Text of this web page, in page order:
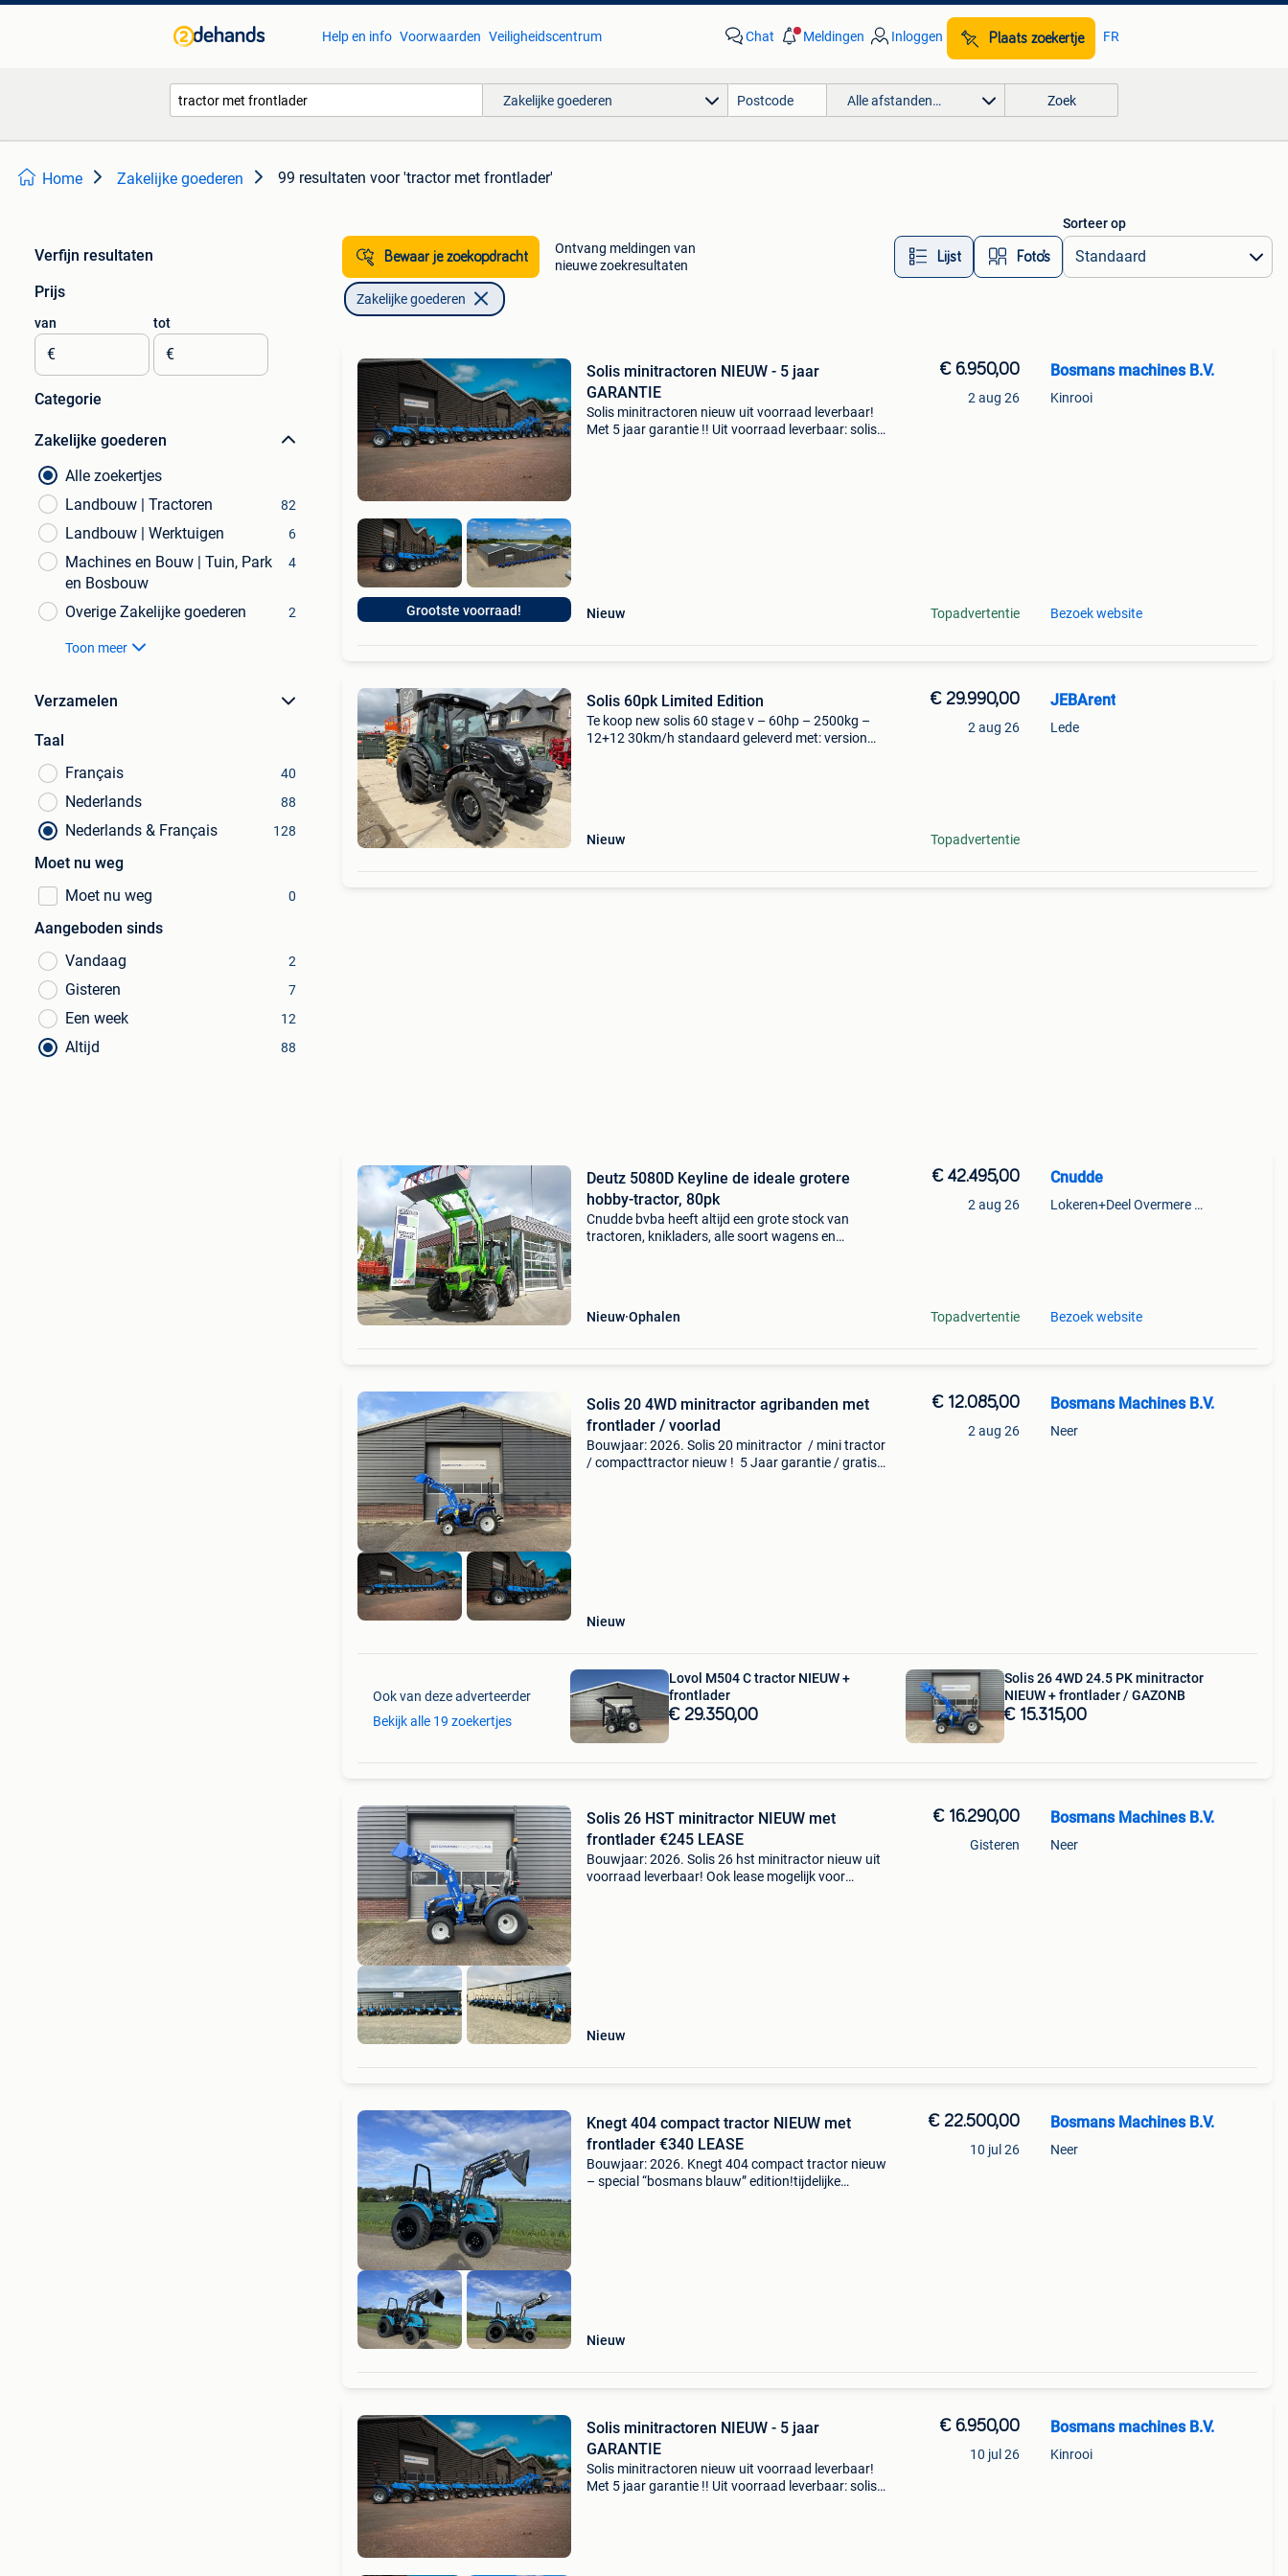
Help en info Voorwaarden Veiligheidscentrum Chat Meldingen Inloggen Plaats zoekertje FR
Zakelijke goederen Alle afstanden… Zoek
Home Zakelijke goederen 99 resultaten voor 'tractor met frontlader'
Verfijn resultaten
Prijs
van
€
tot
€
Categorie
Zakelijke goederen
Alle zoekertjes
Landbouw | Tractoren
82
Landbouw | Werktuigen 6
Machines en Bouw | Tuin, Park
en Bosbouw
4
Overige Zakelijke goederen 2
Toon meer
Verzamelen
Taal
Français
40
Nederlands 88
Nederlands & Français 128
Moet nu weg
Moet nu weg
0
Aangeboden sinds
Vandaag
2
Gisteren 7
Een week 12
Altijd 88
Bewaar je zoekopdracht
Ontvang meldingen van
nieuwe zoekresultaten
Lijst Foto’s
Sorteer op
Zakelijke goederen
Grootste voorraad!
Solis minitractoren NIEUW - 5 jaar
GARANTIE
Solis minitractoren nieuw uit voorraad leverbaar!
Met 5 jaar garantie !! Uit voorraad leverbaar: solis
Nieuw
€ 6.950,00
2 aug 26
Topadvertentie
Bosmans machines B.V.
Kinrooi
Bezoek website
Solis 60pk Limited Edition
Te koop new solis 60 stage v – 60hp – 2500kg –
12+12 30km/h standaard geleverd met: version
Nieuw
€ 29.990,00
2 aug 26
Topadvertentie
JEBArent
Lede
Deutz 5080D Keyline de ideale grotere
hobby-tractor, 80pk
Cnudde bvba heeft altijd een grote stock van
tractoren, knikladers, alle soort wagens en
Nieuw Ophalen
€ 42.495,00
2 aug 26
Topadvertentie
Cnudde
Lokeren+Deel Overmere En Zele
Bezoek website
Solis 20 4WD minitractor agribanden met
frontlader / voorlad
Bouwjaar: 2026. Solis 20 minitractor / mini tractor
/ compacttractor nieuw ! 5 Jaar garantie / gratis
Nieuw
€ 12.085,00
2 aug 26
Bosmans Machines B.V.
Neer
Ook van deze adverteerder
Bekijk alle 19 zoekertjes
Lovol M504 C tractor NIEUW +
frontlader
€ 29.350,00
Solis 26 4WD 24.5 PK minitractor
NIEUW + frontlader / GAZONB
€ 15.315,00
Solis 26 HST minitractor NIEUW met
frontlader €245 LEASE
Bouwjaar: 2026. Solis 26 hst minitractor nieuw uit
voorraad leverbaar! Ook lease mogelijk voor
Nieuw
€ 16.290,00
Gisteren
Bosmans Machines B.V.
Neer
Knegt 404 compact tractor NIEUW met
frontlader €340 LEASE
Bouwjaar: 2026. Knegt 404 compact tractor nieuw
– special “bosmans blauw” edition!tijdelijke
Nieuw
€ 22.500,00
10 jul 26
Bosmans Machines B.V.
Neer
Solis minitractoren NIEUW - 5 jaar
GARANTIE
Solis minitractoren nieuw uit voorraad leverbaar!
Met 5 jaar garantie !! Uit voorraad leverbaar: solis
€ 6.950,00
10 jul 26
Bosmans machines B.V.
Kinrooi